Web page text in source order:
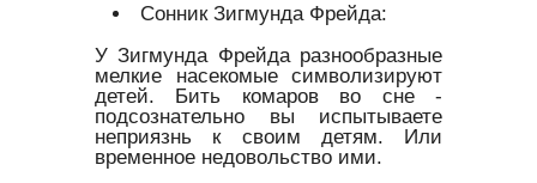
Сонник Зигмунда Фрейда:
У Зигмунда Фрейда разнообразные
мелкие насекомые символизируют
детей. Бить комаров во сне -
подсознательно вы испытываете
неприязнь к своим детям. Или
временное недовольство ими.